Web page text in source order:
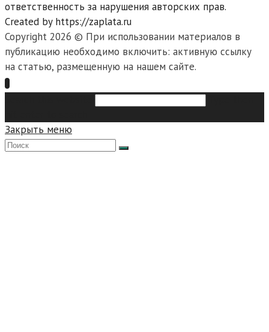
ответственность за нарушения авторских прав.
Created by https://zaplata.ru
Copyright 2026 © При использовании материалов в
публикацию необходимо включить: активную ссылку
на статью, размещенную на нашем сайте.
Закрыть меню